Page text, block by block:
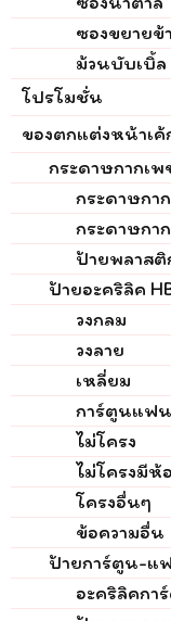
ซองขยายข้
ม้วนบับเบิ้ล
โปรโมชั่น
ของตกแต่งหน้าเค้
กระดาษกากเ
กระดาษกา
กระดาษกา
ป้ายพลาสติ
ป้ายอะคริลิค
วงกลม
วงลาย
เหลี่ยม
การ์ตูนแฟ
ไม่โครง
ไม่โครงมีห้
โครงอื่นๆ
ข้อความอื่น
ป้ายการ์ตูน-แ
อะคริลิคกา